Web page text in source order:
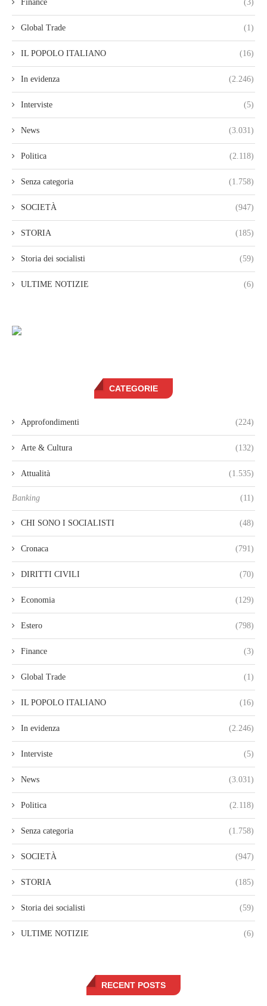
Finance (3)
Global Trade (1)
IL POPOLO ITALIANO (16)
In evidenza (2.246)
Interviste (5)
News (3.031)
Politica (2.118)
Senza categoria (1.758)
SOCIETÀ (947)
STORIA (185)
Storia dei socialisti (59)
ULTIME NOTIZIE (6)
CATEGORIE
Approfondimenti (224)
Arte & Cultura (132)
Attualità (1.535)
Banking (11)
CHI SONO I SOCIALISTI (48)
Cronaca (791)
DIRITTI CIVILI (70)
Economia (129)
Estero (798)
Finance (3)
Global Trade (1)
IL POPOLO ITALIANO (16)
In evidenza (2.246)
Interviste (5)
News (3.031)
Politica (2.118)
Senza categoria (1.758)
SOCIETÀ (947)
STORIA (185)
Storia dei socialisti (59)
ULTIME NOTIZIE (6)
RECENT POSTS